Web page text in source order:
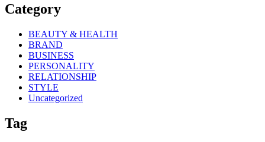
Category
BEAUTY & HEALTH
BRAND
BUSINESS
PERSONALITY
RELATIONSHIP
STYLE
Uncategorized
Tag